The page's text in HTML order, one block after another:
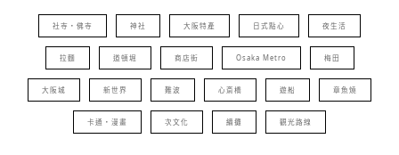
社寺・佛寺 神社 大阪特產 日式點心 夜生活
拉麵 道頓堀 商店街 Osaka Metro 梅田
大阪城 新世界 難波 心斎橋 遊船 章魚燒
卡通・漫畫 次文化 續攤 觀光路線